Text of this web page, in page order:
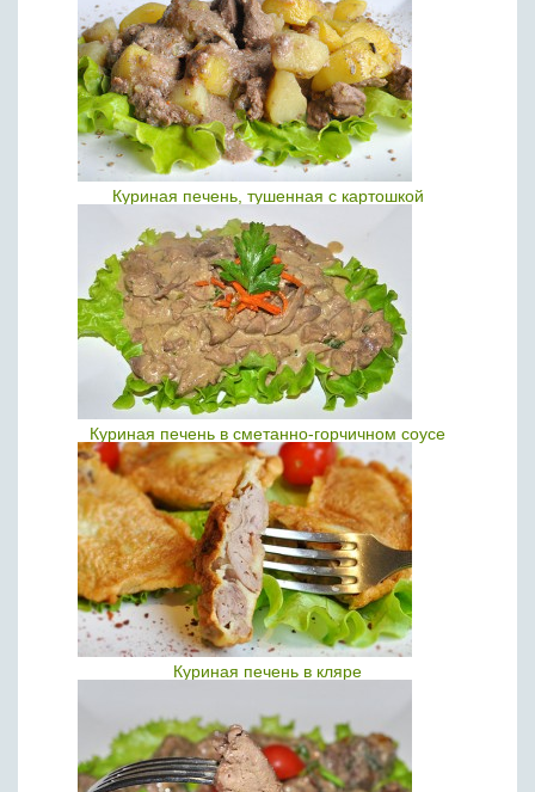
Куриная печень, тушенная с картошкой
Куриная печень в сметанно-горчичном соусе
Куриная печень в кляре